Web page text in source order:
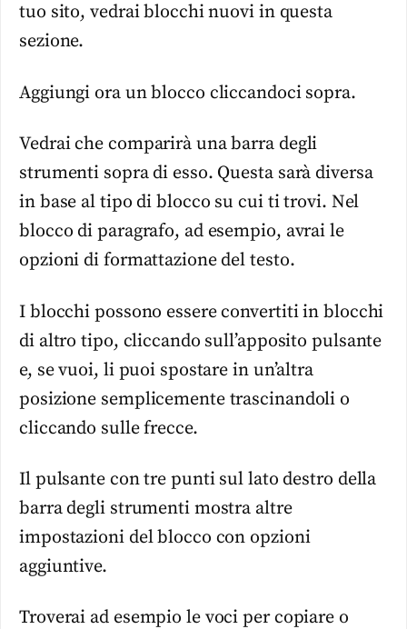
tuo sito, vedrai blocchi nuovi in questa
sezione.
Aggiungi ora un blocco cliccandoci sopra.
Vedrai che comparirà una barra degli
strumenti sopra di esso. Questa sarà diversa
in base al tipo di blocco su cui ti trovi. Nel
blocco di paragrafo, ad esempio, avrai le
opzioni di formattazione del testo.
I blocchi possono essere convertiti in blocchi
di altro tipo, cliccando sull’apposito pulsante
e, se vuoi, li puoi spostare in un’altra
posizione semplicemente trascinandoli o
cliccando sulle frecce.
Il pulsante con tre punti sul lato destro della
barra degli strumenti mostra altre
impostazioni del blocco con opzioni
aggiuntive.
Troverai ad esempio le voci per copiare o